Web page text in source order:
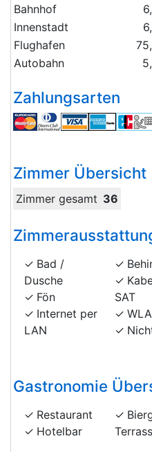
Bahnhof
Innenstadt
Flughafen
Autobahn
Zahlungsarten
Zimmer Übersicht
Zimmer gesamt 36
Bad /
Dusche
Fön
Internet per
LAN
SAT
Gastronomie
Restaurant
Hotelbar